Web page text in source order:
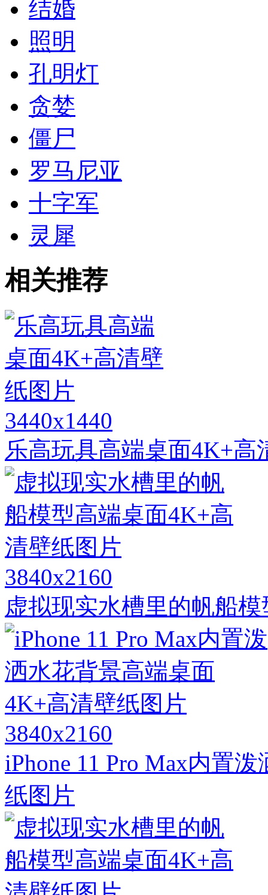
结婚
照明
孔明灯
贪婪
僵尸
罗马尼亚
十字军
灵犀
相关推荐
3440x1440
乐高玩具高端桌面4K+高
3840x2160
虚拟现实水槽里的帆船
3840x2160
iPhone 11 Pro Max内置
纸图片